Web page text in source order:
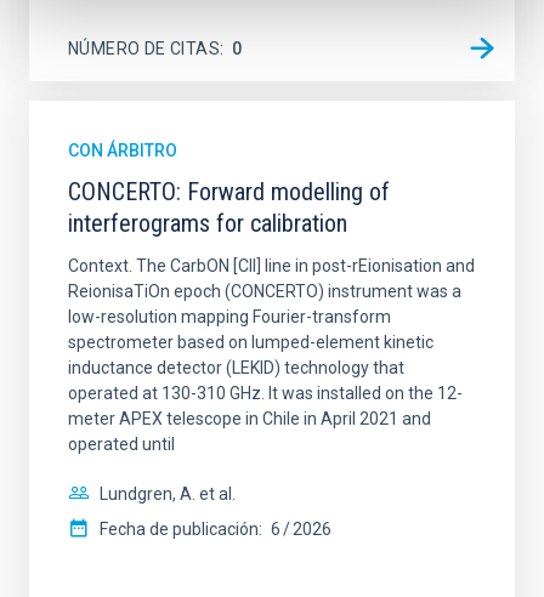
NÚMERO DE CITAS 0
CON ÁRBITRO
CONCERTO: Forward modelling of
interferograms for calibration
Context. The CarbON [CII] line in post-rEionisation and
ReionisaTiOn epoch (CONCERTO) instrument was a
low-resolution mapping Fourier-transform
spectrometer based on lumped-element kinetic
inductance detector (LEKID) technology that
operated at 130-310 GHz. It was installed on the 12-
meter APEX telescope in Chile in April 2021 and
operated until
Lundgren, A. et al.
Fecha de publicación: 6 2026